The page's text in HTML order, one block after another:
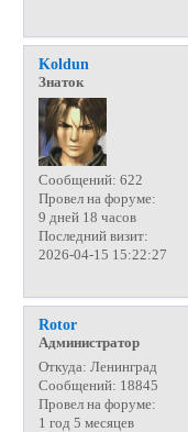
Koldun
Знаток
Сообщений: 622
Провел на форуме:
9 дней 18 часов
Последний визит:
2026-04-15 15:22:27
Rotor
Администратор
Откуда: Ленинград
Сообщений: 18845
Провел на форуме:
1 год 5 месяцев